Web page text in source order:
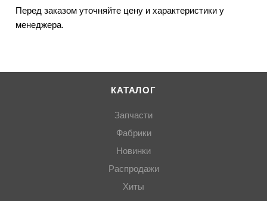
Перед заказом уточняйте цену и характеристики у
менеджера.
КАТАЛОГ
Запчасти
Фабрики
Новинки
Распродажи
Хиты